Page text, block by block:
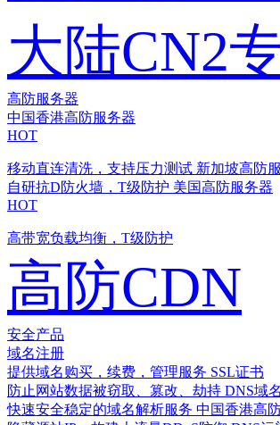
大陆CN2
高防服务器
中国香港高防服务器
HOT
移动直连清洗，支持压力测试 新加坡高防
自研抗D防火墙，T级防护 美国高防服务器
HOT
高带宽负载均衡，T级防护
高防CDN
安全产品
域名注册
提供域名购买，续费，管理服务 SSL证书
防止网站数据被窃取、篡改、劫持 DNS域
快速安全稳定的域名解析服务 中国香港高